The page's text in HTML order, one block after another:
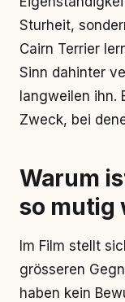
Sturheit,
Cairn Terrier
Sinn dahinter
langweilen ihn.
Zweck, bei
Warum
so mutig
Im Film stellt
grösseren
haben kein